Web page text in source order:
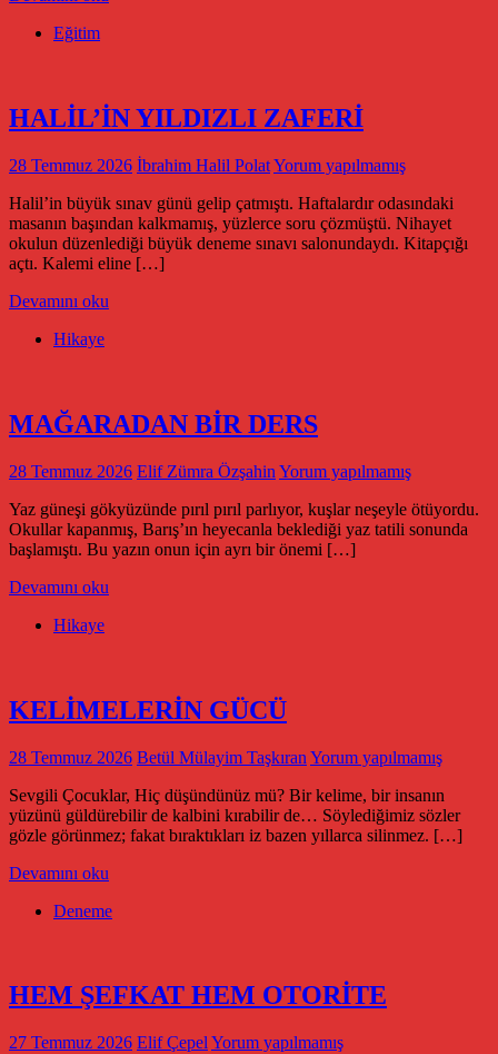
Eğitim
HALİL’İN YILDIZLI ZAFERİ
28 Temmuz 2026 İbrahim Halil PolatYorum yapılmamış
Halil’in büyük sınav günü gelip çatmıştı. Haftalardır odasındaki
masanın başından kalkmamış, yüzlerce soru çözmüştü. Nihayet
okulun düzenlediği büyük deneme sınavı salonundaydı. Kitapçığı
açtı. Kalemi eline […]
Devamını oku
Hikaye
MAĞARADAN BİR DERS
28 Temmuz 2026 Elif Zümra Özşahin Yorum yapılmamış
Yaz güneşi gökyüzünde pırıl pırıl parlıyor, kuşlar neşeyle ötüyordu.
Okullar kapanmış, Barış’ın heyecanla beklediği yaz tatili sonunda
başlamıştı. Bu yazın onun için ayrı bir önemi […]
Devamını oku
Hikaye
KELİMELERİN GÜCÜ
28 Temmuz 2026 Betül Mülayim Taşkıran Yorum yapılmamış
Sevgili Çocuklar, Hiç düşündünüz mü? Bir kelime, bir insanın
yüzünü güldürebilir de kalbini kırabilir de… Söylediğimiz sözler
gözle görünmez; fakat bıraktıkları iz bazen yıllarca silinmez. […]
Devamını oku
Deneme
HEM ŞEFKAT HEM OTORİTE
27 Temmuz 2026 Elif Çepel Yorum yapılmamış